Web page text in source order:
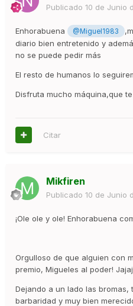
Publicado 10 de Junio
Enhorabuena @Miguel1983
diario bien entretenido y
no se puede pedir más
El resto de humanos lo
Disfruta mucho máquina,que
Citar
Mikfiren
Publicado 10 de Junio
¡Ole ole y ole! Enhorabuena
Orgulloso de que alguien con
premio, Migueles al poder!
Dejando a un lado las bromas,
barbaridad y muy bien